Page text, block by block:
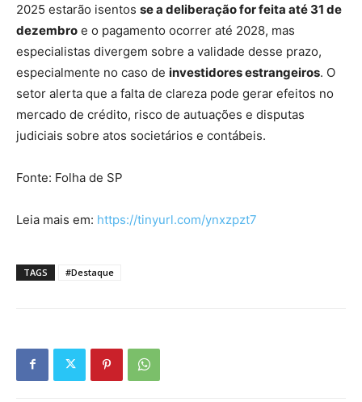
2025 estarão isentos se a deliberação for feita até 31 de
dezembro e o pagamento ocorrer até 2028, mas
especialistas divergem sobre a validade desse prazo,
especialmente no caso de investidores estrangeiros. O
setor alerta que a falta de clareza pode gerar efeitos no
mercado de crédito, risco de autuações e disputas
judiciais sobre atos societários e contábeis.
Fonte: Folha de SP
Leia mais em: https://tinyurl.com/ynxzpzt7
TAGS #Destaque